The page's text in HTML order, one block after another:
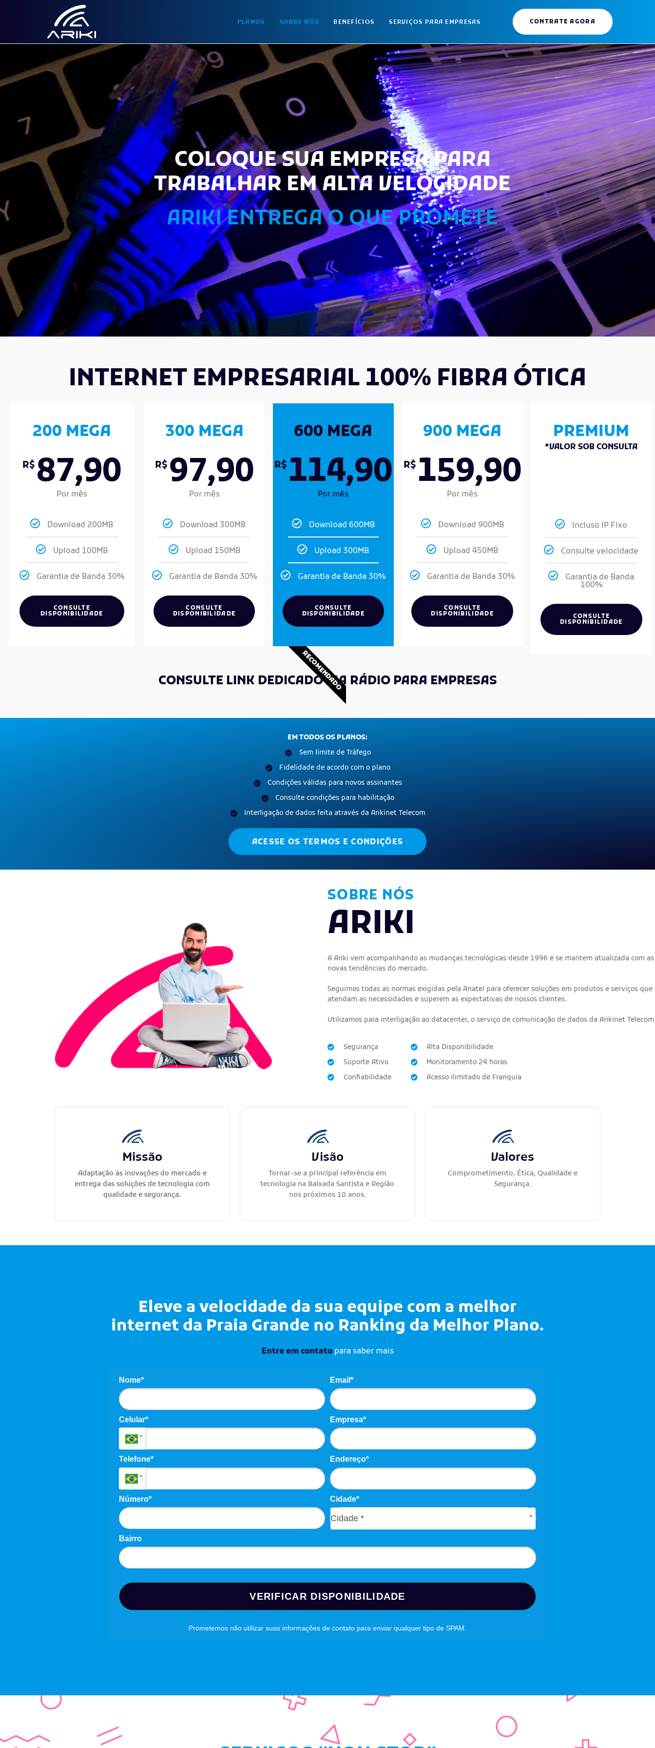
PLANOS SOBRE NÓS BENEFÍCIOS SERVIÇOS PARA EMPRESAS CONTRATE AGORA
COLOQUE SUA EMPRESA PARA
TRABALHAR EM ALTA VELOCIDADE
ARIKI ENTREGA O QUE PROMETE
INTERNET EMPRESARIAL 100% FIBRA ÓTICA
200 MEGA
R$ 87,90
Por mês
Download 200MB
Upload 100MB
Garantia de Banda 30%
CONSULTE
DISPONIBILIDADE
300 MEGA
R$ 97,90
Por mês
Download 300MB
Upload 150MB
Garantia de Banda 30%
CONSULTE
DISPONIBILIDADE
600 MEGA
R$ 114,90
Por mês
Download 600MB
Upload 300MB
Garantia de Banda 30%
CONSULTE
DISPONIBILIDADE
RECOMENDADO
900 MEGA
R$ 159,90
Por mês
Download 900MB
Upload 450MB
Garantia de Banda 30%
CONSULTE
DISPONIBILIDADE
PREMIUM
*VALOR SOB CONSULTA
Incluso IP Fixo
Consulte velocidade
Garantia de Banda
100%
CONSULTE
DISPONIBILIDADE
CONSULTE LINK DEDICADO VIA RÁDIO PARA EMPRESAS
EM TODOS OS PLANOS:
Sem limite de Tráfego
Fidelidade de acordo com o plano
Condições válidas para novos assinantes
Consulte condições para habilitação
Interligação de dados feita através da Arikinet Telecom
ACESSE OS TERMOS E CONDIÇÕES
SOBRE NÓS
ARIKI
A Ariki vem acompanhando as mudanças tecnológicas desde 1996 e se mantem atualizada com as
novas tendências do mercado.
Seguimos todas as normas exigidas pela Anatel para oferecer soluções em produtos e serviços que
atendam as necessidades e superem as expectativas de nossos clientes.
Utilizamos para interligação ao datacenter, o serviço de comunicação de dados da Arikinet Telecom
Segurança
Suporte Ativo
Confiabilidade
Alta Disponibilidade
Monitoramento 24 horas
Acesso ilimitado de Franquia
Missão
Adaptação às inovações do mercado e
entrega das soluções de tecnologia com
qualidade e segurança.
Visão
Tornar-se a principal referência em
tecnologia na Baixada Santista e Região
nos próximos 10 anos.
Valores
Comprometimento, Ética, Qualidade e
Segurança.
Eleve a velocidade da sua equipe com a melhor
internet da Praia Grande no Ranking da Melhor Plano.
Entre em contatopara saber mais
Nome* Email*
Celular* Empresa*
Telefone* Endereço*
Número* Cidade*
Cidade *
Cidade*
Bairro
VERIFICAR DISPONIBILIDADE
Prometemos não utilizar suas informações de contato para enviar qualquer tipo de SPAM.